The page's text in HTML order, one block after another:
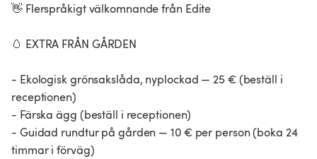
👋 Flerspråkigt välkomnande från Edite
🥚 EXTRA FRÅN GÅRDEN
- Ekologisk grönsakslåda, nyplockad — 25 € (beställ i
receptionen)
- Färska ägg (beställ i receptionen)
- Guidad rundtur på gården — 10 € per person (boka 24
timmar i förväg)